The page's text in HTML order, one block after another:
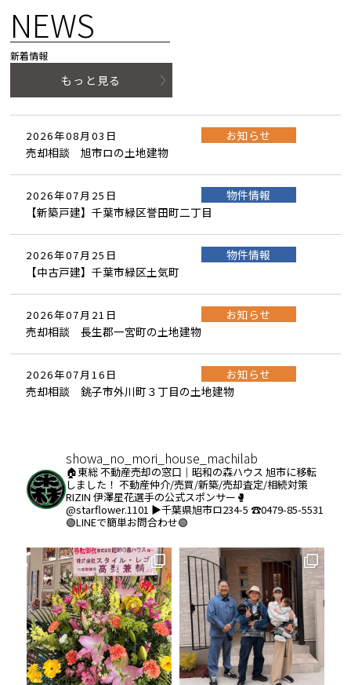
NEWS
新着情報
もっと見る
2026年08月03日
お知らせ
売却相談 旭市ロの土地建物
2026年07月25日
物件情報
【新築戸建】千葉市緑区誉田町二丁目
2026年07月25日
物件情報
【中古戸建】千葉市緑区土気町
2026年07月21日
お知らせ
売却相談 長生郡一宮町の土地建物
2026年07月16日
お知らせ
売却相談 銚子市外川町３丁目の土地建物
showa_no_mori_house_machilab
🏠東総 不動産売却の窓口｜昭和の森ハウス 旭市に移転
しました！ 不動産仲介/売買/新築/売却査定/相続対策
RIZIN 伊澤星花選手の公式スポンサー🥊
@starflower.1101 ▶︎千葉県旭市ロ234-5 ☎️0479-85-5531
🟢LINEで簡単お問合わせ🟢